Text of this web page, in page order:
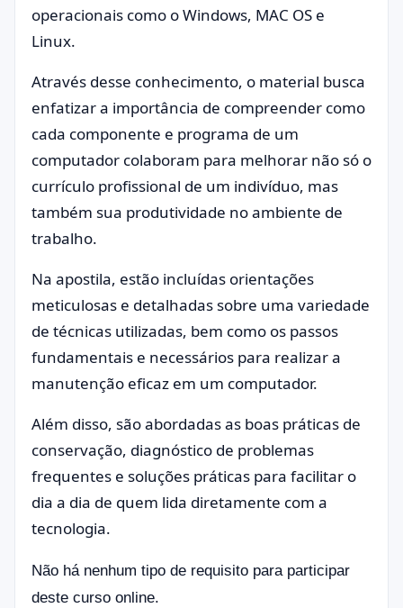
operacionais como o Windows, MAC OS e
Linux.
Através desse conhecimento, o material busca
enfatizar a importância de compreender como
cada componente e programa de um
computador colaboram para melhorar não só o
currículo profissional de um indivíduo, mas
também sua produtividade no ambiente de
trabalho.
Na apostila, estão incluídas orientações
meticulosas e detalhadas sobre uma variedade
de técnicas utilizadas, bem como os passos
fundamentais e necessários para realizar a
manutenção eficaz em um computador.
Além disso, são abordadas as boas práticas de
conservação, diagnóstico de problemas
frequentes e soluções práticas para facilitar o
dia a dia de quem lida diretamente com a
tecnologia.
Não há nenhum tipo de requisito para participar
deste curso online.